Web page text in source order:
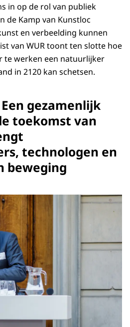
in op de rol van publiek
de Kamp van Kunstloc
en verbeelding kunnen
van WUR toont ten slotte hoe
te werken een natuurlijker
in 2120 kan schetsen.
gezamenlijk
toekomst van
technologen en
beweging
De rol van wetenschap,